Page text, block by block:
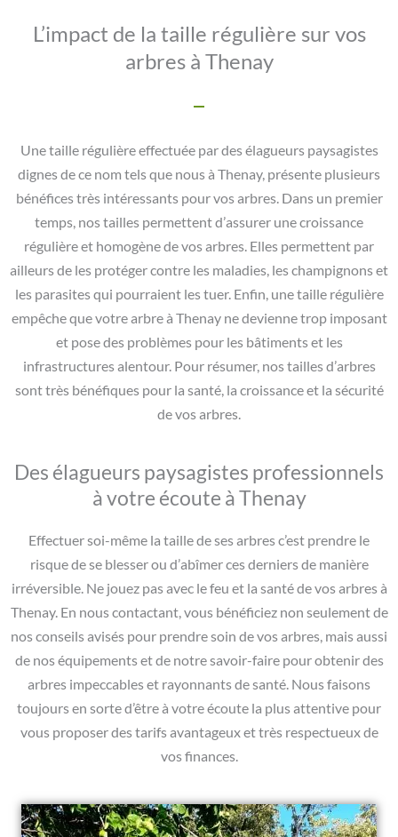
L’impact de la taille régulière sur vos
arbres à Thenay
Une taille régulière effectuée par des élagueurs paysagistes
dignes de ce nom tels que nous à Thenay, présente plusieurs
bénéfices très intéressants pour vos arbres. Dans un premier
temps, nos tailles permettent d’assurer une croissance
régulière et homogène de vos arbres. Elles permettent par
ailleurs de les protéger contre les maladies, les champignons et
les parasites qui pourraient les tuer. Enfin, une taille régulière
empêche que votre arbre à Thenay ne devienne trop imposant
et pose des problèmes pour les bâtiments et les
infrastructures alentour. Pour résumer, nos tailles d’arbres
sont très bénéfiques pour la santé, la croissance et la sécurité
de vos arbres.
Des élagueurs paysagistes professionnels
à votre écoute à Thenay
Effectuer soi-même la taille de ses arbres c’est prendre le
risque de se blesser ou d’abîmer ces derniers de manière
irréversible. Ne jouez pas avec le feu et la santé de vos arbres à
Thenay. En nous contactant, vous bénéficiez non seulement de
nos conseils avisés pour prendre soin de vos arbres, mais aussi
de nos équipements et de notre savoir-faire pour obtenir des
arbres impeccables et rayonnants de santé. Nous faisons
toujours en sorte d’être à votre écoute la plus attentive pour
vous proposer des tarifs avantageux et très respectueux de
vos finances.